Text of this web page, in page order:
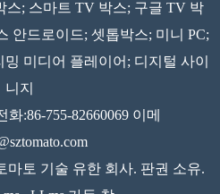
스; 스마트 TV 박스; 구글 TV 박
안드로이드; 셋톱박스; 미니 PC;
미디어 플레이어; 디지털 사이
니지
화:86-755-82660069 이메
마토 기술 유한 회사. 판권 소유.